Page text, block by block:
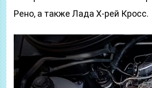
Рено, а также Лада Х-рей Кросс.